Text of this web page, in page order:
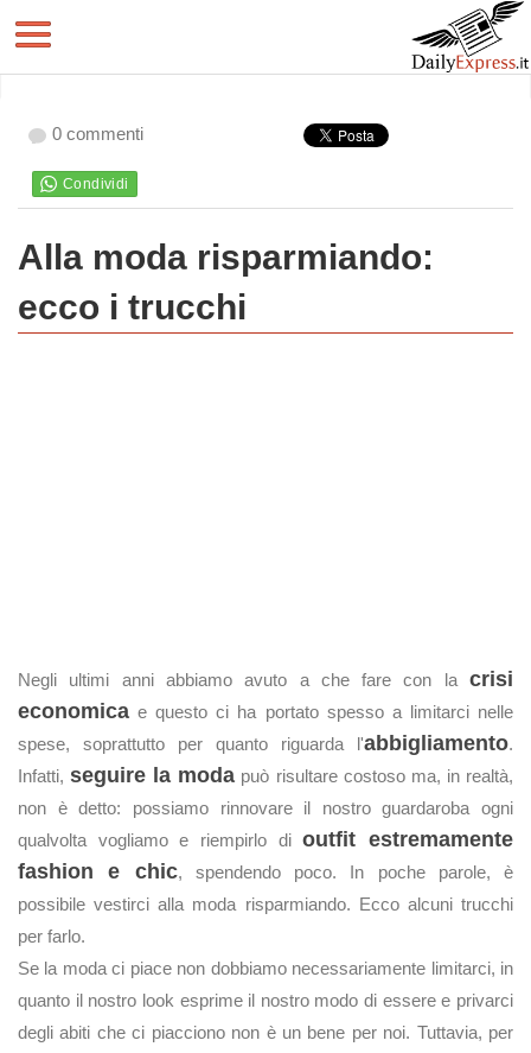
0 commenti
Alla moda risparmiando:
ecco i trucchi
Negli ultimi anni abbiamo avuto a che fare con la crisi
economica e questo ci ha portato spesso a limitarci nelle
spese, soprattutto per quanto riguarda l'abbigliamento.
Infatti,seguire la moda può risultare costoso ma, in realtà,
non è detto: possiamo rinnovare il nostro guardaroba ogni
qualvolta vogliamo e riempirlo dioutfit estremamente
fashion e chic, spendendo poco. In poche parole, è
possibile vestirci alla moda risparmiando. Ecco alcuni trucchi
per farlo.
Se la moda ci piace non dobbiamo necessariamente limitarci, in
quanto il nostro look esprime il nostro modo di essere e privarci
degli abiti che ci piacciono non è un bene per noi. Tuttavia, per